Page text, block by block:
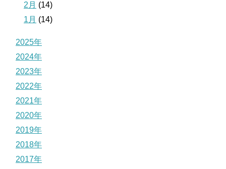
2月 (14)
1月 (14)
2025年
2024年
2023年
2022年
2021年
2020年
2019年
2018年
2017年